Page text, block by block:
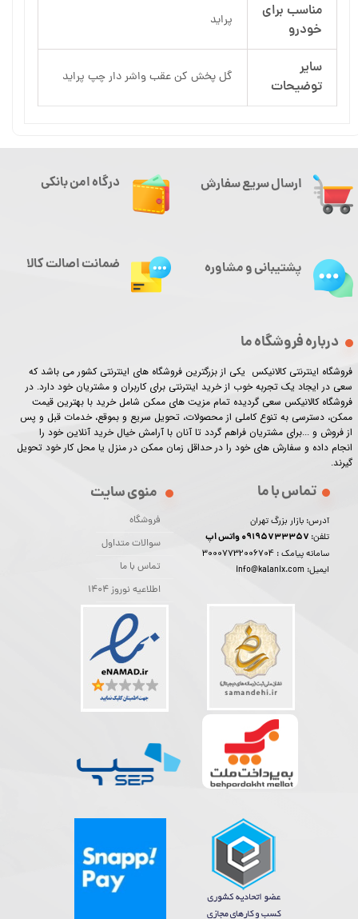
مناسب برای
خودرو
پراید
سایر
توضیحات
گل پخش كن عقب واشر دار چپ پراید
ارسال سریع سفارش
درباره فروشگاه ما
فروشگاه اینترنتی کالانیکس یکی از بزرگترین فروشگاه های اینترنتی کشور می باشد که
سعی در ایجاد یک تجربه خوب از خرید اینترنتی برای کاربران و مشتریان خود دارد. در
فروشگاه کالانیکس سعی گردیده تمام مزیت های ممکن شامل خرید با بهترین قیمت
ممکن، دسترسی به تنوع کاملی از محصولات، تحویل سریع و بموقع، خدمات قبل و پس
از فروش و ...برای مشتریان فراهم گردد تا آنان با آرامش خیال خرید آنلاین خود را
انجام داده و سفارش های خود را در حداقل زمان ممکن در منزل یا محل کار خود تحویل
گیرند.​​​​​​​
منوی سایت
فروشگاه
سوالات متداول
تماس با ما
اطلاعیه نوروز 1404
تماس با ما
آدرس: بازار بزرگ تهران
تلفن:
سامانه پیامک : 30007732006704
ایمیل: info@kalanix.com
درگاه امن بانکی
پشتیبانی و مشاوره ضمانت اصالت کالا